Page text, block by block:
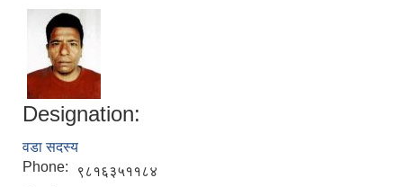
Designation:
वडा सदस्य
Phone:
९८१६३५११८४